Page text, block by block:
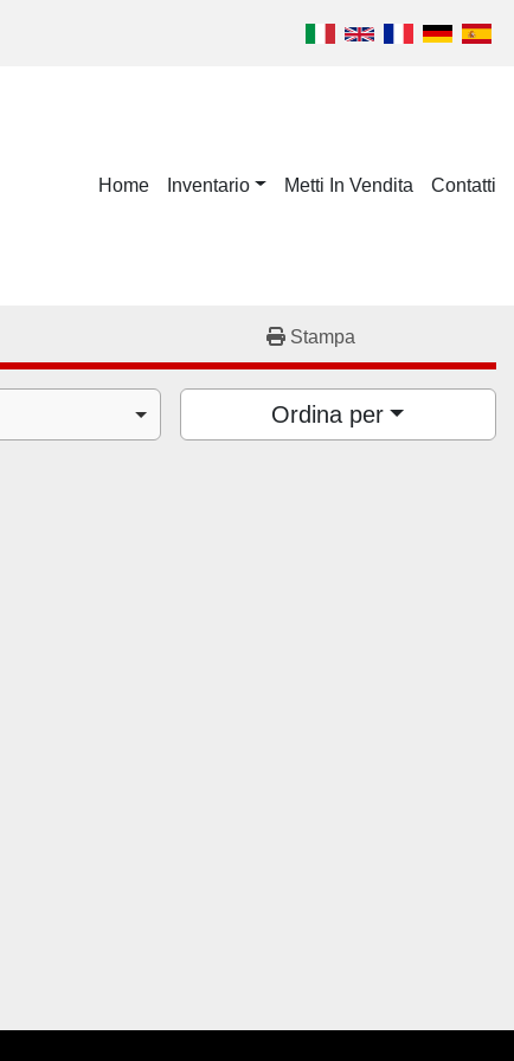
Home Inventario Metti In Vendita Contatti
Stampa
Ordina per